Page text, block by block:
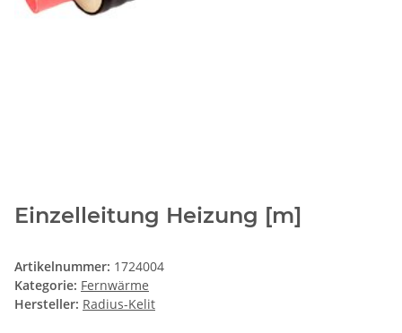
Einzelleitung Heizung [m]
Artikelnummer: 1724004
Kategorie: Fernwärme
Hersteller: Radius-Kelit